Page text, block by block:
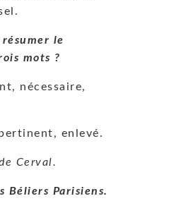
le
mots ?
nécessaire,
enlevé.
Cerval.
Béliers Parisiens.